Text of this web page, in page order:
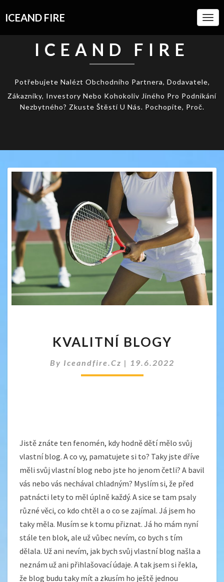
ICEAND FIRE
ICEAND FIRE
Potřebujete Nalézt Obchodního Partnera, Dodavatele,
Zákazníky, Investory Nebo Kohokoliv Jiného Pro Podnikání
Nezbytného? Zkuste Štěstí U Nás. Pochopíte, Proč.
BLOGY
KVALITNÍ BLOGY
By Iceandfire.cz | 19.6.2022
Jistě znáte ten fenomén, kdy hodně dětí mělo svůj
vlastní blog. A co vy, pamatujete si to? Taky jste dříve
měli svůj vlastní blog nebo jste ho jenom četli? A bavil
vás nebo vás nechával chladným? Myslím si, že před
patnácti lety to měl úplně každý. A sice se tam psaly
různé věci, co kdo chtěl a o co se zajímal. Já jsem ho
taky měla. Musím se k tomu přiznat. Já ho mám nyní
stále ten blok, ale už vůbec nevím, co bych s tím
dělala. Už ani nevím, jak bych svůj vlastní blog našla a
neznám už ani přihlašovací údaje. A tak jsem si řekla,
že blog budu taky mít a zkusím ho ještě jednou